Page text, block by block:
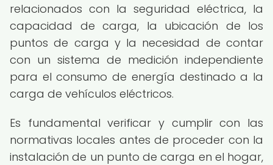
relacionados con la seguridad eléctrica, la
capacidad de carga, la ubicación de los
puntos de carga y la necesidad de contar
con un sistema de medición independiente
para el consumo de energía destinado a la
carga de vehículos eléctricos.
Es fundamental verificar y cumplir con las
normativas locales antes de proceder con la
instalación de un punto de carga en el hogar,